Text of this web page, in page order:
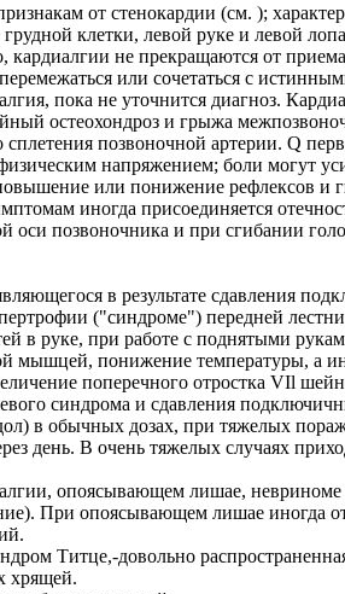
от стенокардии (см. );
грудной клетки, левой руке и
не прекращаются от
или сочетаться с
пока не уточнится диагноз.
остеохондроз и грыжа
позвоночной артерии. Q
напряжением; боли могут
или понижение рефлексов и
иногда присоединяется
позвоночника и при сгибании
в результате сдавления
("синдроме") передней
в руке, при работе с поднятыми
понижение температуры, а
поперечного отростка VIl
синдрома и сдавления
в обычных дозах, при тяжелых
день. В очень тяжелых случаях
опоясывающем лишае,
При опоясывающем лишае иногда
Титце,-довольно
хрящей.